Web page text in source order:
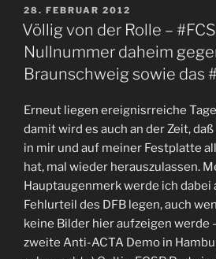
…
#FCSP
ohne
Glück
in
Braun-
Schweig“
VERÖFFENTLICHT
AM
28. FEBRUAR 2012
Völlig von der Rolle –
Nullnummer daheim
Braunschweig sowie das
Erneut liegen ereignisrreiche
damit wird es auch an der Zeit,
in mir und auf meiner Festplatte
hat, mal wieder herauszulassen.
Hauptaugenmerk werde ich dabei
Fehlurteil des DFB legen, auch
keine Bilder hier aufzeigen werde
zweite Anti-ACTA Demo in